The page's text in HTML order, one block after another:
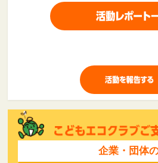
企業・団体